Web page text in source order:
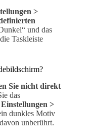
>
und das
Taskleiste
Sie nicht direkt
das
Einstellungen >
dunkles Motiv
unberührt.